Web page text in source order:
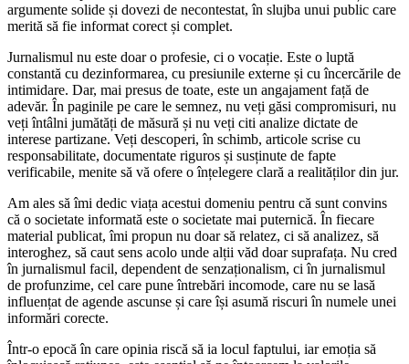
argumente solide și dovezi de necontestat, în slujba unui public care
merită să fie informat corect și complet.
Jurnalismul nu este doar o profesie, ci o vocație. Este o luptă
constantă cu dezinformarea, cu presiunile externe și cu încercările de
intimidare. Dar, mai presus de toate, este un angajament față de
adevăr. În paginile pe care le semnez, nu veți găsi compromisuri, nu
veți întâlni jumătăți de măsură și nu veți citi analize dictate de
interese partizane. Veți descoperi, în schimb, articole scrise cu
responsabilitate, documentate riguros și susținute de fapte
verificabile, menite să vă ofere o înțelegere clară a realităților din jur.
Am ales să îmi dedic viața acestui domeniu pentru că sunt convins
că o societate informată este o societate mai puternică. În fiecare
material publicat, îmi propun nu doar să relatez, ci să analizez, să
interoghez, să caut sens acolo unde alții văd doar suprafața. Nu cred
în jurnalismul facil, dependent de senzaționalism, ci în jurnalismul
de profunzime, cel care pune întrebări incomode, care nu se lasă
influențat de agende ascunse și care își asumă riscuri în numele unei
informări corecte.
Într-o epocă în care opinia riscă să ia locul faptului, iar emoția să